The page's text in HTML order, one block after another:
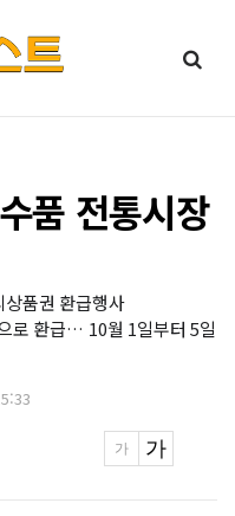
품 전통시장
품권 환급행사
로 환급… 10월 1일부터 5일